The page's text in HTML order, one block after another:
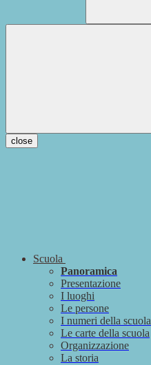
close
Scuola
Panoramica
Presentazione
I luoghi
Le persone
I numeri della scuola
Le carte della scuola
Organizzazione
La storia